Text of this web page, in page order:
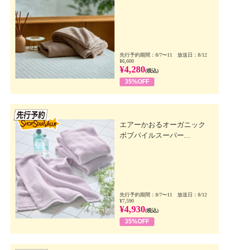
先行予約期間：8/7〜11 放送日：8/12
¥6,600
¥4,280(税込)
35%OFF
エアーかおるオーガニック
ボブパイルスーパー...
先行予約期間：8/7〜11 放送日：8/12
¥7,590
¥4,930(税込)
35%OFF